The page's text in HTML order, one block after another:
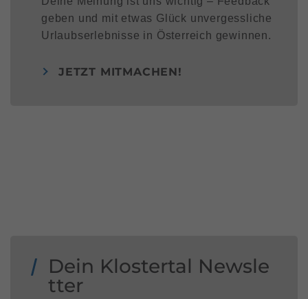
geben und mit etwas Glück unvergessliche
Urlaubserlebnisse in Österreich gewinnen.
JETZT MITMACHEN!
Dein Klostertal Newsle
tter